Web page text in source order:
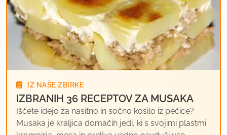
IZ NAŠE ZBIRKE
IZBRANIH 36 RECEPTOV ZA MUSAKA
Iščete idejo za nasitno in sočno kosilo iz pečice?
Musaka je kraljica domačih jedi, ki s svojimi plastmi